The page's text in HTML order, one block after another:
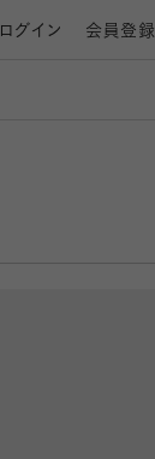
ログイン 会員登録